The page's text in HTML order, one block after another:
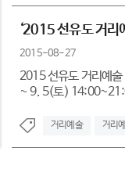
‘2015 선유도 거리
2015-08-27
2015 선유도 거리예
~ 9. 5(토)
거리예술 거리